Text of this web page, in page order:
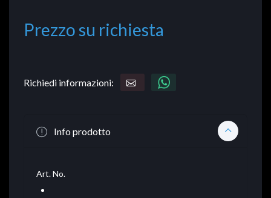
Prezzo su richiesta
Richiedi informazioni:
Info prodotto
Art. No.